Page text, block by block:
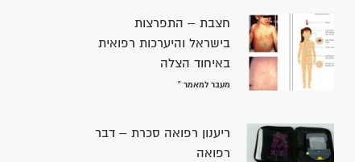
חצבת – התפרצות
בישראל והיערכות רפואית
באיחוד הצלה
מעבר למאמר »
ריענון רפואה סכרת – דבר
רפואה